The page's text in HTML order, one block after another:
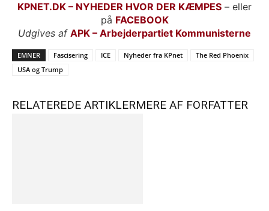
KPNET.DK – NYHEDER HVOR DER KÆMPES – eller
på FACEBOOK
Udgives af APK – Arbejderpartiet Kommunisterne
EMNER Fascisering ICE Nyheder fra KPnet
The Red Phoenix
USA og Trump
RELATEREDE ARTIKLERMERE AF FORFATTER